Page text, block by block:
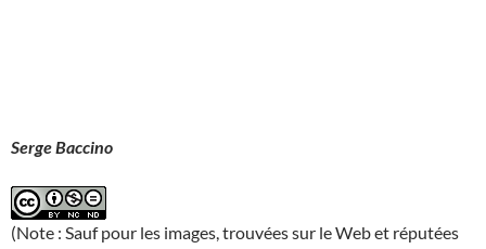
Serge Baccino
(Note : Sauf pour les images, trouvées sur le Web et réputées